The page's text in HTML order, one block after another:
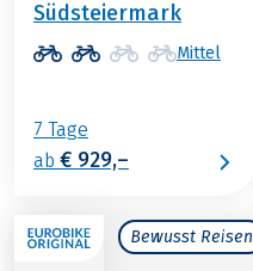
Südsteiermark
Mittel
7 Tage
ab € 929,–
Bewusst Reisen